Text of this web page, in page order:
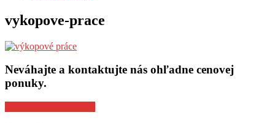
vykopove-prace
Neváhajte a kontaktujte nás ohľadne cenovej
ponuky.